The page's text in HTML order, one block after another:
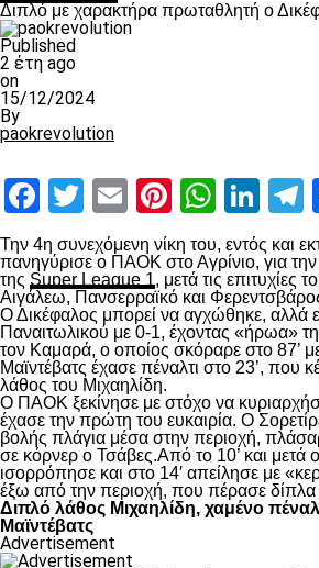
Διπλό με χαρακτήρα πρωταθλητή ο
Published
2 έτη ago
on
15/12/2024
By
paokrevolution
Facebook
Twitter
EmailPinterest
Την 4η συνεχόμενη νίκη του, εντός και
πανηγύρισε ο ΠΑΟΚ στο Αγρίνιο, για
της Super League 1, μετά τις επιτυχίες
Αιγάλεω, Πανσερραϊκό και
Ο Δικέφαλος μπορεί να αγχώθηκε, αλλά
Παναιτωλικού με 0-1, έχοντας «ήρωα»
τον Καμαρά, ο οποίος σκόραρε στο 87’
Μαϊντέβατς έχασε πέναλτι στο 23’, που
λάθος του Μιχαηλίδη.
Ο ΠΑΟΚ ξεκίνησε με στόχο να
έχασε την πρώτη του ευκαιρία. Ο
βολής πλάγια μέσα στην περιοχή,
σε κόρνερ ο Τσάβες.Από το 10’ και μετά
ισορρόπησε και στο 14′ απείλησε με
έξω από την περιοχή, που πέρασε δίπλα
Διπλό λάθος Μιχαηλίδη, χαμένο
Μαϊντέβατς
Advertisement